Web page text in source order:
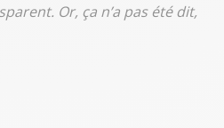
Or, ça n’a pas été dit,